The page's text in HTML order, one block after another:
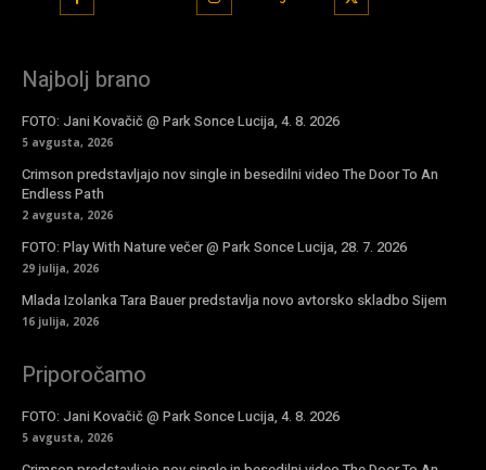
Najbolj brano
FOTO: Jani Kovačič @ Park Sonce Lucija, 4. 8. 2026
5 avgusta, 2026
Crimson predstavljajo nov single in besedilni video The Door To An
Endless Path
2 avgusta, 2026
FOTO: Play With Nature večer @ Park Sonce Lucija, 28. 7. 2026
29 julija, 2026
Mlada Izolanka Tara Bauer predstavlja novo avtorsko skladbo Sijem
16 julija, 2026
Priporočamo
FOTO: Jani Kovačič @ Park Sonce Lucija, 4. 8. 2026
5 avgusta, 2026